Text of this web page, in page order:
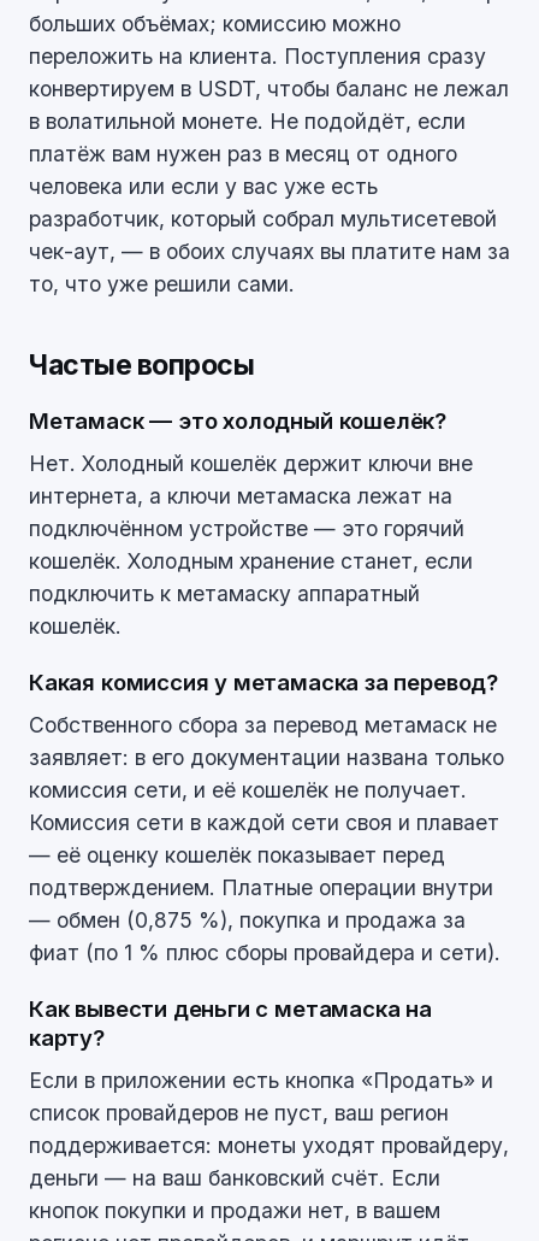
больших объёмах; комиссию можно
переложить на клиента. Поступления сразу
конвертируем в USDT, чтобы баланс не лежал
в волатильной монете. Не подойдёт, если
платёж вам нужен раз в месяц от одного
человека или если у вас уже есть
разработчик, который собрал мультисетевой
чек-аут, — в обоих случаях вы платите нам за
то, что уже решили сами.
Частые вопросы
Метамаск — это холодный кошелёк?
Нет. Холодный кошелёк держит ключи вне
интернета, а ключи метамаска лежат на
подключённом устройстве — это горячий
кошелёк. Холодным хранение станет, если
подключить к метамаску аппаратный
кошелёк.
Какая комиссия у метамаска за перевод?
Собственного сбора за перевод метамаск не
заявляет: в его документации названа только
комиссия сети, и её кошелёк не получает.
Комиссия сети в каждой сети своя и плавает
— её оценку кошелёк показывает перед
подтверждением. Платные операции внутри
— обмен (0,875 %), покупка и продажа за
фиат (по 1 % плюс сборы провайдера и сети).
Как вывести деньги с метамаска на
карту?
Если в приложении есть кнопка «Продать» и
список провайдеров не пуст, ваш регион
поддерживается: монеты уходят провайдеру,
деньги — на ваш банковский счёт. Если
кнопок покупки и продажи нет, в вашем